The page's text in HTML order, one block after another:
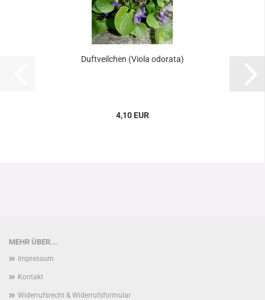
Duftveilchen (Viola odorata)
4,10 EUR
MEHR ÜBER...
Impressum
Kontakt
Widerrufsrecht & Widerrufsformular